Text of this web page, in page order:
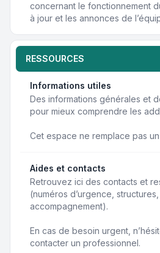
concernant le fonctionnement
à jour et les annonces de
RESSOURCES
Informations utiles
Des informations générales et
pour mieux comprendre les
Cet espace ne remplace pas
Aides et contacts
Retrouvez ici des contacts et
(numéros d’urgence, structures,
accompagnement).
En cas de besoin urgent,
contacter un professionnel.